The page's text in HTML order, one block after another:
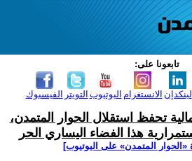
تابعونا على:
الفيسبوك التويتر اليوتيوب الانستغرام لينكدإن
تحفظ استقلال الحوار المتمدن،
هذا الفضاء اليساري الحر
المتمدن» على اليوتيوب]